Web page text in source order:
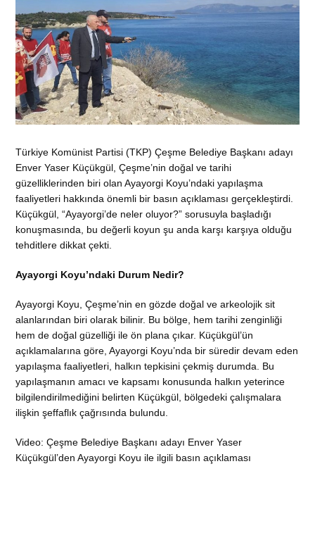
Türkiye Komünist Partisi (TKP) Çeşme Belediye Başkanı adayı
Enver Yaser Küçükgül, Çeşme’nin doğal ve tarihi
güzelliklerinden biri olan Ayayorgi Koyu’ndaki yapılaşma
faaliyetleri hakkında önemli bir basın açıklaması gerçekleştirdi.
Küçükgül, “Ayayorgi’de neler oluyor?” sorusuyla başladığı
konuşmasında, bu değerli koyun şu anda karşı karşıya olduğu
tehditlere dikkat çekti.
Ayayorgi Koyu’ndaki Durum Nedir?
Ayayorgi Koyu, Çeşme’nin en gözde doğal ve arkeolojik sit
alanlarından biri olarak bilinir. Bu bölge, hem tarihi zenginliği
hem de doğal güzelliği ile ön plana çıkar. Küçükgül’ün
açıklamalarına göre, Ayayorgi Koyu’nda bir süredir devam eden
yapılaşma faaliyetleri, halkın tepkisini çekmiş durumda. Bu
yapılaşmanın amacı ve kapsamı konusunda halkın yeterince
bilgilendirilmediğini belirten Küçükgül, bölgedeki çalışmalara
ilişkin şeffaflık çağrısında bulundu.
Video: Çeşme Belediye Başkanı adayı Enver Yaser
Küçükgül’den Ayayorgi Koyu ile ilgili basın açıklaması